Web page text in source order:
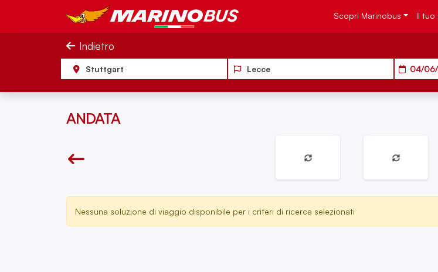
Scopri Marinobus Il tuo
Indietro
Stuttgart Lecce 04/
ANDATA
Nessuna soluzione di viaggio disponibile per i criteri di ricerca selezionati